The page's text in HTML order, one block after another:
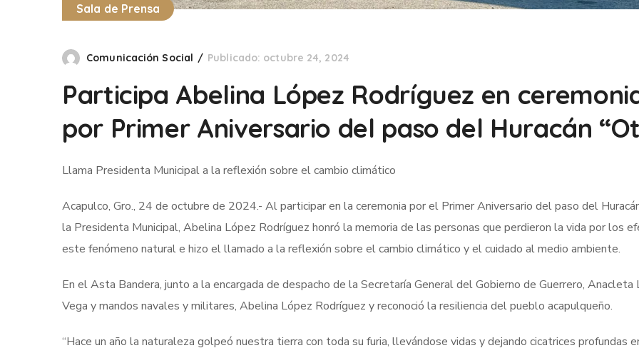
Sala de Prensa
Comunicación Social Publicado: octubre 24, 2024
Participa Abelina López Rodríguez en
por Primer Aniversario del paso del Huracán
Llama Presidenta Municipal a la reflexión sobre el cambio climático
Acapulco, Gro., 24 de octubre de 2024.- Al participar en la ceremonia por el Primer Aniversario del paso del
la Presidenta Municipal, Abelina López Rodríguez honró la memoria de las personas que perdieron la vida por los
este fenómeno natural e hizo el llamado a la reflexión sobre el cambio climático y el cuidado al medio ambiente.
En el Asta Bandera, junto a la encargada de despacho de la Secretaría General del Gobierno de Guerrero, Anacleta
Vega y mandos navales y militares, Abelina López Rodríguez y reconoció la resiliencia del pueblo acapulqueño.
“Hace un año la naturaleza golpeó nuestra tierra con toda su furia, llevándose vidas y dejando cicatrices profundas